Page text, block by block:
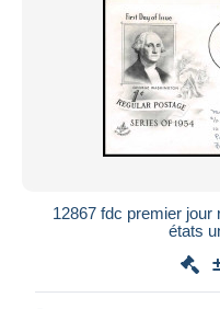
12867 fdc premier jour
états